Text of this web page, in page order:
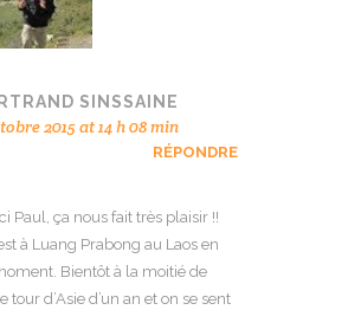
SINSSAINE
2015 at 14 h 08 min
RÉPONDRE
Paul, ça nous fait très plaisir !!
à Luang Prabong au Laos en
Bientôt à la moitié de
tour d’Asie d’un an et on se sent